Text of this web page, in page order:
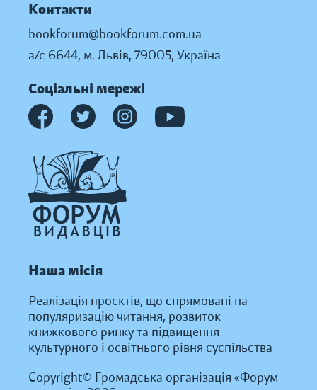
Контакти
bookforum@bookforum.com.ua
а/с 6644, м. Львів, 79005, Україна
Соціальні мережі
Наша місія
Реалізація проєктів, що спрямовані на
популяризацію читання, розвиток
книжкового ринку та підвищення
культурного і освітнього рівня суспільства
Copyright© Громадська організація «Форум